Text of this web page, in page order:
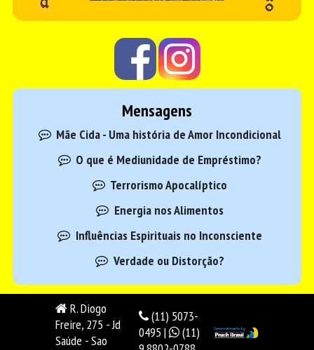
Mensagens
Mãe Cida - Uma história de Amor Incondicional
O que é Mediunidade de Empréstimo?
Terrorismo Apocalíptico
Energia nos Alimentos
Influências Espirituais no Inconsciente
Verdade ou Distorção?
R. Diogo
Freire, 275 - Jd
Saúde - Sao
(11) 5073-
0495 |
(11)